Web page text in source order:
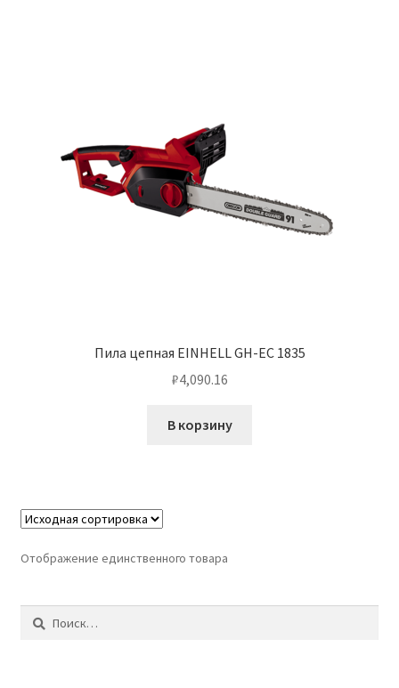
Пила цепная EINHELL GH-EC 1835
₽4,090.16
В корзину
Отображение единственного товара
Найти: